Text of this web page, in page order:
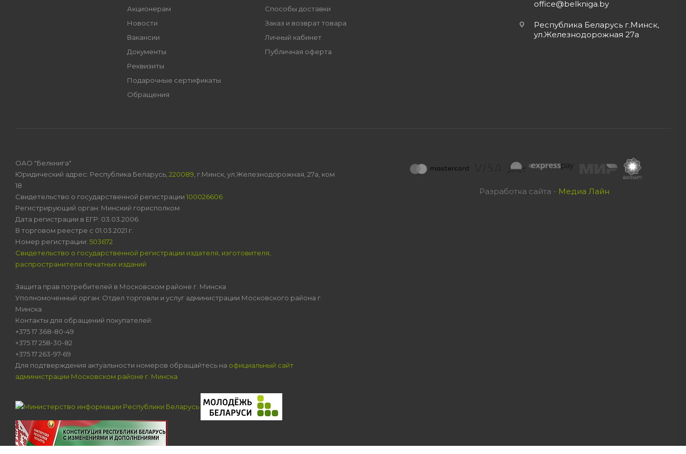
Акционерам
Новости
Вакансии
Документы
Реквизиты
Подарочные сертификаты
Обращения
Способы доставки
Заказ и возврат товара
Личный кабинет
Публичная оферта
office@belkniga.by
Республика Беларусь г.Минск,
ул.Железнодорожная 27а
Разработка сайта - Медиа Лайн
ОАО "Белкнига"
Юридический адрес: Республика Беларусь, 220089 , г.Минск, ул.Железнодорожная, 27а, ком
18
Свидетельство о государственной регистрации 100026606
Регистрирующий орган: Минский горисполком
Дата регистрации в ЕГР: 03.03.2006
В торговом реестре с 01.03.2021 г.
Номер регистрации: 503672
Свидетельство о государственной регистрации издателя, изготовителя,
распространителя печатных изданий
Защита прав потребителей в Московском районе г. Минска
Уполномоченный орган: Отдел торговли и услуг администрации Московского района г.
Минска
Контакты для обращений покупателей:
+375 17 368-80-49
+375 17 258-30-82
+375 17 263-97-69
Для подтверждения актуальности номеров обращайтесь на официальный сайт
администрации Московском районе г. Минска